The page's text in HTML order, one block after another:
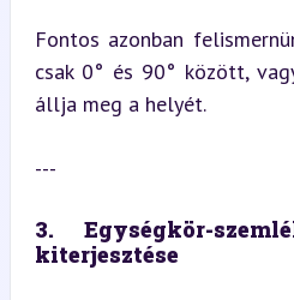
Fontos azonban
csak 0° és 90° között,
állja meg a helyét.
---
3. Egységkör-
kiterjesztése